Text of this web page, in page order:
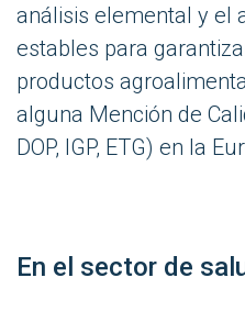
análisis elemental y el
estables para
productos
alguna Mención de
DOP, IGP, ETG) en la
En el sector de